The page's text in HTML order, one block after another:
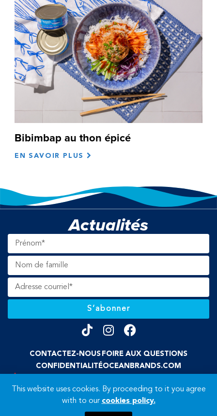
Bibimbap au thon épicé
EN SAVOIR PLUS
Actualités
S’abonner
CONTACTEZ-NOUS FOIRE AUX QUESTIONS
CONFIDENTIALITÉOCEANBRANDS.COM
© 2026 Ocean’s. Tous droits réservés.
This website uses cookies. By proceeding to it you agree
with to our cookies policy.